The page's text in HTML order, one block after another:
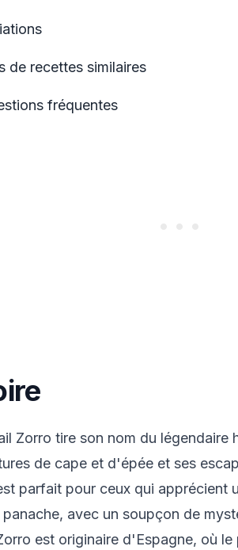
de recettes similaires
fréquentes
Zorro tire son nom du légendaire
de cape et d'épée et ses
parfait pour ceux qui apprécient
avec un soupçon de
est originaire d'Espagne, où